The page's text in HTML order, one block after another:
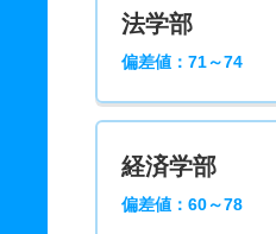
法学部
偏差値：71～74
経済学部
偏差値：60～78